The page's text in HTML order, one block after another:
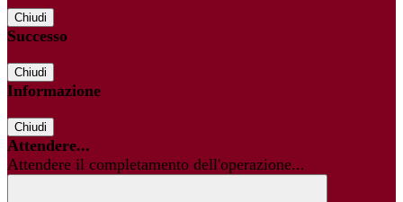
Chiudi
Successo
Chiudi
Informazione
Chiudi
Attendere...
Attendere il completamento dell'operazione...